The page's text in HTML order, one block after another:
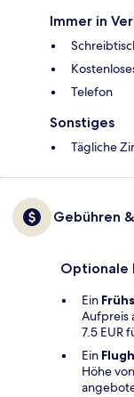
Immer in
Telefon
Sonstiges
Tägliche
Gebühren
Optionale
Ein
Aufpreis
7.5 EUR
Ein
Höhe